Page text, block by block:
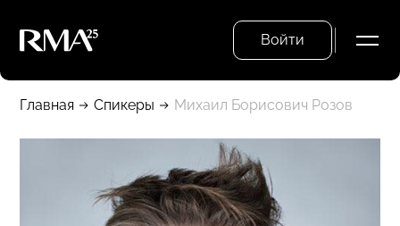
Войти
Главная Спикеры Михаил Борисович Розов